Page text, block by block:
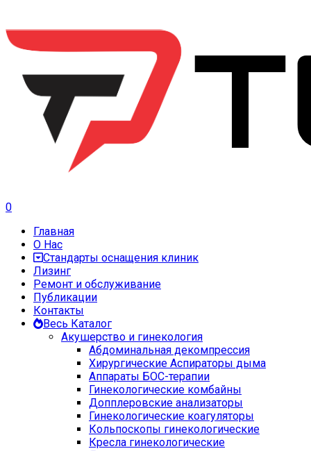
0
Главная
О Нас
Стандарты оснащения клиник
Лизинг
Ремонт и обслуживание
Публикации
Контакты
Весь Каталог
Акушерство и гинекология
Абдоминальная декомпрессия
Хирургические Аспираторы дыма
Аппараты БОС-терапии
Гинекологические комбайны
Допплеровские анализаторы
Гинекологические коагуляторы
Кольпоскопы гинекологические
Кресла гинекологические